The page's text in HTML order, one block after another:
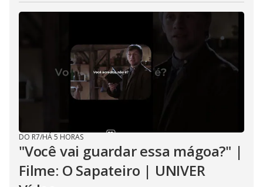
DO R7/HÁ 5 HORAS
"Você vai guardar essa mágoa?" |
Filme: O Sapateiro | UNIVER